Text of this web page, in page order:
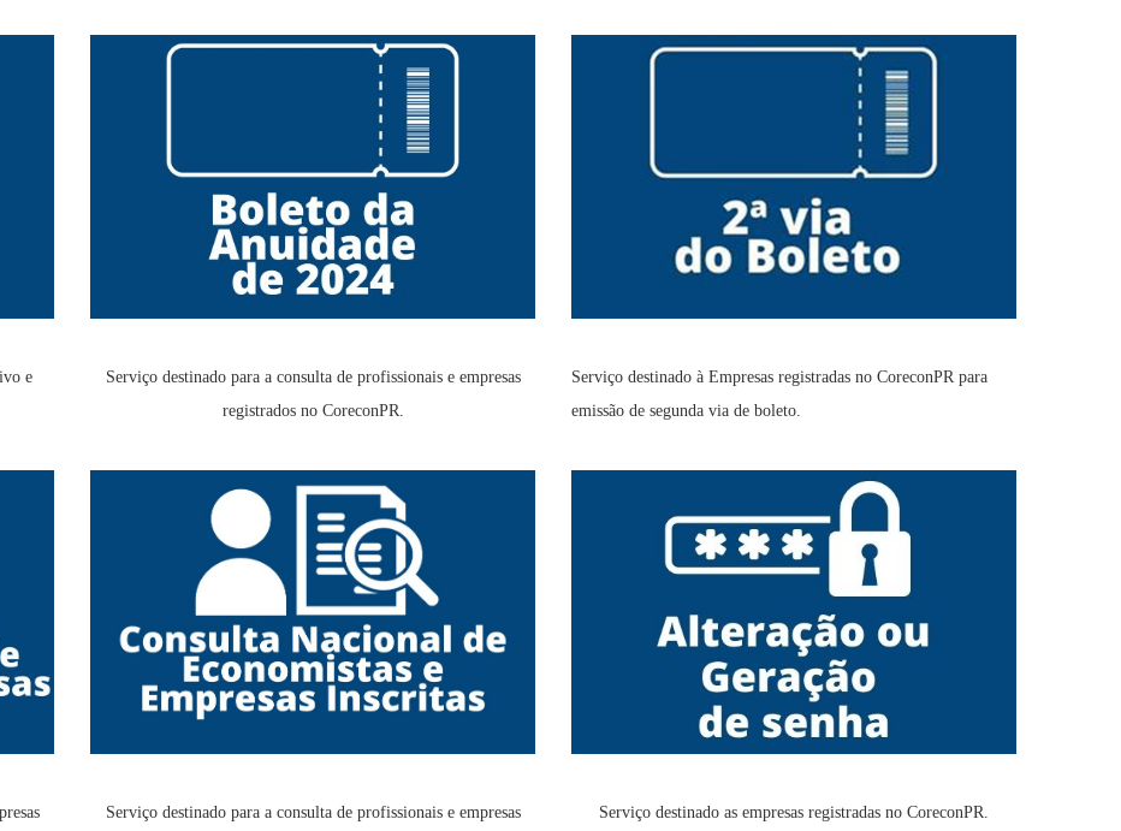
e
Serviço destinado para a consulta de profissionais e empresas
registrados no CoreconPR.
Serviço destinado à Empresas registradas no CoreconPR para
emissão de segunda via de boleto.
Serviço destinado para a consulta de profissionais e empresas
Serviço destinado as empresas registradas no CoreconPR.